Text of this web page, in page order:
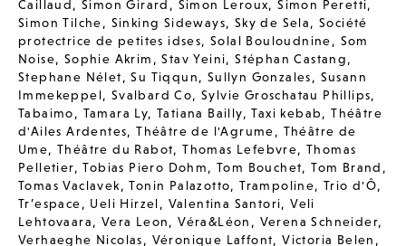
Caillaud,Simon Girard , Simon Leroux,Simon Peretti,
Simon Tilche, Sinking Sideways, Sky de Sela,Société
protectrice de petites idses,Solal Bouloudnine, Som
Noise, Sophie Akrim ,Stav Yeini,Stéphan Castang,
Stephane Nélet,Su Tiqqun, Sullyn Gonzales, Susann
Immekeppel, Svalbard Co,Sylvie Groschatau Phillips,
Tabaimo, Tamara Ly,Tatiana Bailly,Taxi kebab,Théâtre
d'Ailes Ardentes,Théâtre de l'Agrume, Théâtre de
Ume,Théâtre du Rabot,Thomas Lefebvre,Thomas
Pelletier,Tobias Piero Dohm,Tom Bouchet,Tom Brand ,
Tomas Vaclavek,Tonin Palazotto,Trampoline,Trio d'Ô,
Tr’espace, Ueli Hirzel, Valentina Santori,Veli
Lehtovaara, Vera Leon,Véra&Léon , Verena Schneider,
Verhaeghe Nicolas, Véronique Laffont,Victoria Belen ,